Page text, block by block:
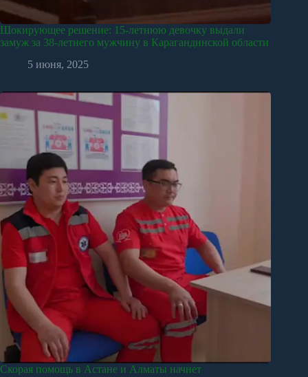
Шокирующее решение: 15-летнюю девочку выдали
замуж за 38-летнего мужчину в Карагандинской области
5 июня, 2025
Скорая помощь в Астане и Алматы начнет